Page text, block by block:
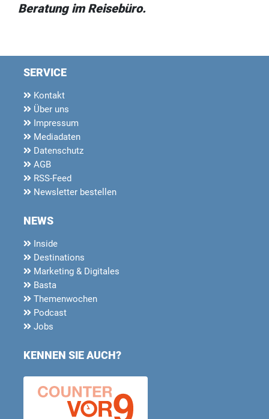
Beratung im Reisebüro.
SERVICE
Kontakt
Über uns
Impressum
Mediadaten
Datenschutz
AGB
RSS-Feed
Newsletter bestellen
NEWS
Inside
Destinations
Marketing & Digitales
Basta
Themenwochen
Podcast
Jobs
KENNEN SIE AUCH?